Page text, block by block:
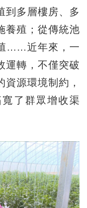
到多層樓房、多
養殖；從傳統池
……近年來，一
運轉，不僅突破
源環境制約，
了群眾增收渠